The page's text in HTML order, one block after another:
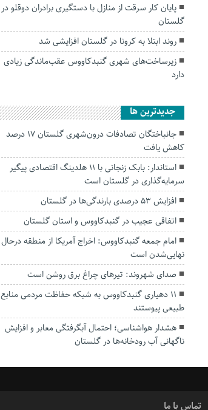
پایان کار سرقت از منازل با دستگیری برادران دوقلو در
گلستان
روند ابتلا به کرونا در گلستان افزایشی شد
زیرساخت‌های شهری گنبدکاووس عقب‌ماندگی زیادی
دارد
جديدترين ها
جانباختگان تصادفات درون‌شهری گلستان ۱۷ درصد
کاهش یافت
استاندار: بابک زنجانی با ۱۱ هلدینگ اقتصادی پیگیر
سرمایه‌گذاری در گلستان است
افزایش ۵۳ درصدی بارندگی‌ها در گلستان
اتفاقی عجیب در‌ گنبدکاووس و استان گلستان
امام جمعه گنبدکاووس: اخراج آمریکا از منطقه درحال
نهایی‌شدن است
صدای شهروند: تیرهای چراغ برق روشن است
۱۱ دهیاری گنبدکاووس به شبکه حفاظت مردمی منابع
طبیعی پیوستند
هشدار هواشناسی؛ احتمال آبگرفتگی معابر و افزایش
ناگهانی آب رودخانه‌ها در گلستان
تماس با ما